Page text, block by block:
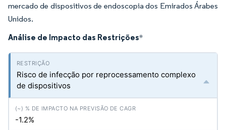
mercado de dispositivos de endoscopia dos Emirados Árabes
Unidos.
Análise de Impacto das Restrições*
Risco de infecção por reprocessamento complexo
de dispositivos
-1.2%